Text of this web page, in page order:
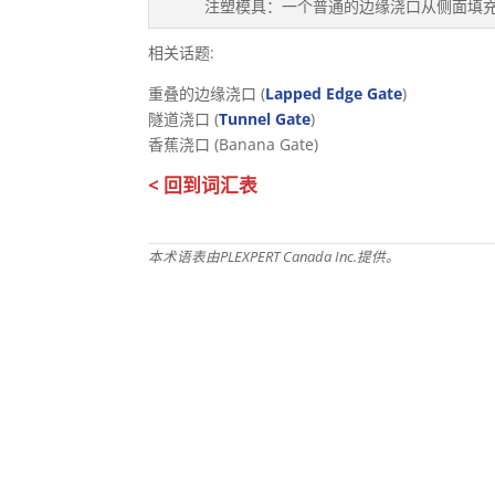
注塑模具：一个普通的边缘浇口从侧面填
相关话题:
重叠的边缘浇口 (Lapped Edge Gate)
隧道浇口 (Tunnel Gate)
香蕉浇口 (Banana Gate)
< 回到词汇表
本术语表由PLEXPERT Canada Inc.提供。